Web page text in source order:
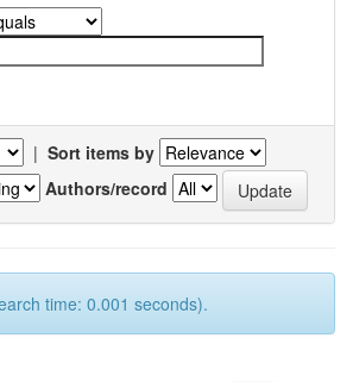
| Sort items by
Authors/record
time: 0.001 seconds).